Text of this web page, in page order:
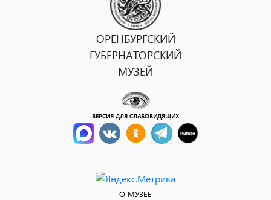
ОРЕНБУРГСКИЙ
ГУБЕРНАТОРСКИЙ
МУЗЕЙ
ВЕРСИЯ ДЛЯ СЛАБОВИДЯЩИХ
О МУЗЕЕ